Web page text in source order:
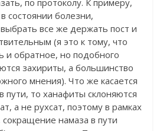
состоянии болезни,
все же держать пост и
(я это к тому, что
и обратное, но подобного
захириты, а большинство
мнения). Что же касается
пути, то ханафиты склоняются
а не рухсат, поэтому в рамках
сокращение намаза в пути